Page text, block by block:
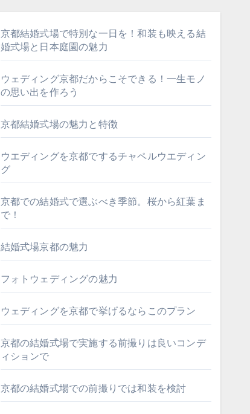
京都結婚式場で特別な一日を！和装も映える結
婚式場と日本庭園の魅力
ウェディング京都だからこそできる！一生モノ
の思い出を作ろう
京都結婚式場の魅力と特徴
ウエディングを京都でするチャペルウエディン
グ
京都での結婚式で選ぶべき季節。桜から紅葉ま
で！
結婚式場京都の魅力
フォトウェディングの魅力
ウェディングを京都で挙げるならこのプラン
京都の結婚式場で実施する前撮りは良いコンデ
ィションで
京都の結婚式場での前撮りでは和装を検討